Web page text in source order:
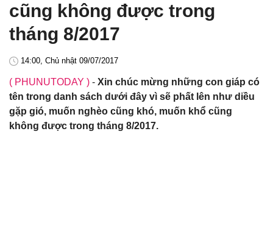
cũng không được trong
tháng 8/2017
14:00, Chủ nhật 09/07/2017
( PHUNUTODAY ) - Xin chúc mừng những con giáp có
tên trong danh sách dưới đây vì sẽ phất lên như diều
gặp gió, muốn nghèo cũng khó, muốn khổ cũng
không được trong tháng 8/2017.